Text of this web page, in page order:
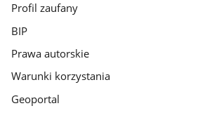
Profil zaufany
BIP
Prawa autorskie
Warunki korzystania
Geoportal